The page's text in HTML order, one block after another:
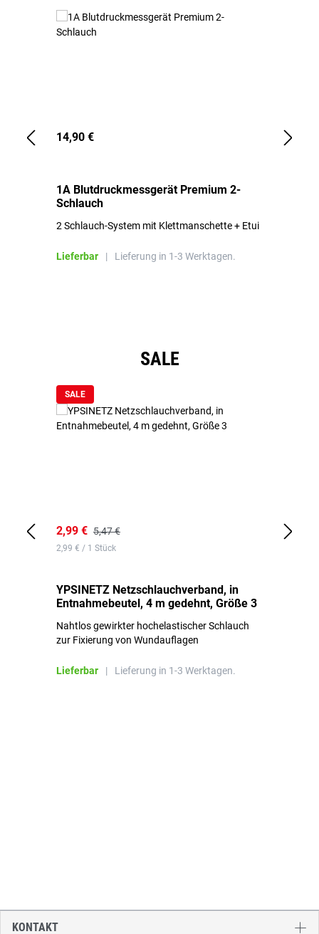
14,90 €
1A Blutdruckmessgerät Premium 2-
Schlauch
2 Schlauch-System mit Klettmanschette + Etui
Lieferbar | Lieferung in 1-3 Werktagen.
SALE
SALE
2,99 € 5,47 €
2,99 € / 1 Stück
YPSINETZ Netzschlauchverband, in
Entnahmebeutel, 4 m gedehnt, Größe 3
Nahtlos gewirkter hochelastischer Schlauch
zur Fixierung von Wundauflagen
Lieferbar | Lieferung in 1-3 Werktagen.
KONTAKT